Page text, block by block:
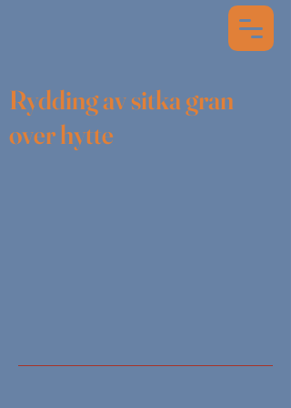
Rydding av sitka gran
over hytte